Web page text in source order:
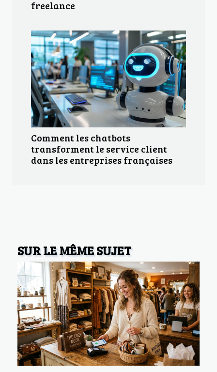
freelance
Comment les chatbots
transforment le service client
dans les entreprises françaises
SUR LE MÊME SUJET